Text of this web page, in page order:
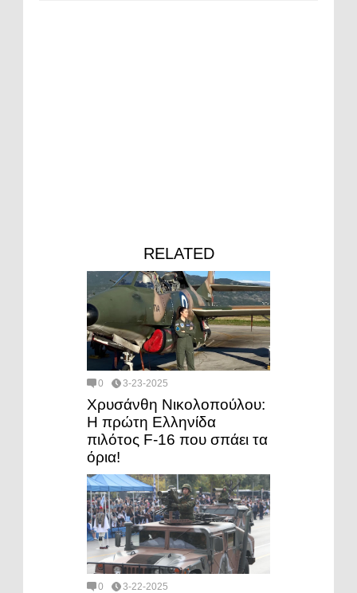
RELATED
0 3-23-2025
Χρυσάνθη Νικολοπούλου:
Η πρώτη Ελληνίδα
πιλότος F-16 που σπάει τα
όρια!
0 3-22-2025